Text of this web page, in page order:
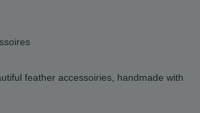
feather accessoiries, handmade with